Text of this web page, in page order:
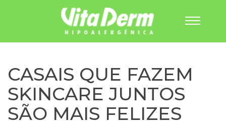
Pular
conteúdo
CASAIS QUE FAZEM
SKINCARE JUNTOS
SÃO MAIS FELIZES